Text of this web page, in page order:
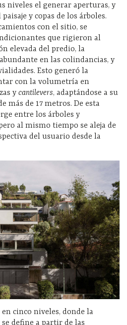
niveles el generar aperturas, y
y copas de los árboles.
con el sitio, se
que rigieron al
elevada del predio, la
en las colindancias, y
Esto generó la
con la volumetría en
y cantilevers, adaptándose a su
más de 17 metros. De esta
entre los árboles y
al mismo tiempo se aleja de
del usuario desde la
cinco niveles, donde la
define a partir de las